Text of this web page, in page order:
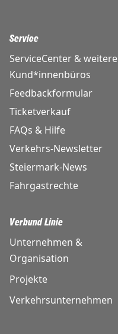
Service
ServiceCenter & weitere
Kund*innenbüros
Feedbackformular
Ticketverkauf
FAQs & Hilfe
Verkehrs-Newsletter
Steiermark-News
Fahrgastrechte
Verbund Linie
Unternehmen &
Organisation
Projekte
Verkehrsunternehmen